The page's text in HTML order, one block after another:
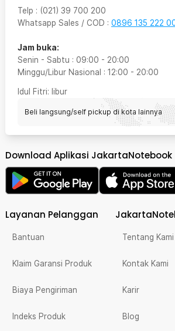
Telp : (021) 39 700 200
Whatsapp Sales / COD : 0896 135 222
Jam buka:
Senin - Sabtu : 09:00 - 20:00
Minggu/Libur Nasional : 12:00 - 20:00
Idul Fitri: libur
Beli langsung/self pickup di kota lainnya
Download Aplikasi JakartaNotebook
Layanan Pelanggan
Bantuan
Klaim Garansi Produk
Biaya Pengiriman
Indeks Produk
Tentang Kami
Kontak Kami
Karir
Blog